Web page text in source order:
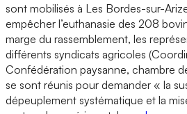
sont mobilisés à Les Bordes-sur-
empêcher l’euthanasie des 208
marge du rassemblement, les
différents syndicats agricoles
Confédération paysanne, chambre
se sont réunis pour demander « la
dépeuplement systématique et la